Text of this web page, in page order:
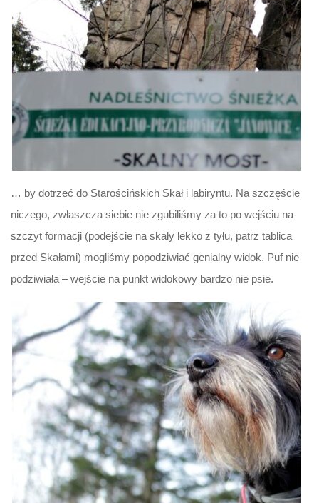
… by dotrzeć do Starościńskich Skał i labiryntu. Na szczęście
niczego, zwłaszcza siebie nie zgubiliśmy za to po wejściu na
szczyt formacji (podejście na skały lekko z tyłu, patrz tablica
przed Skałami) mogliśmy popodziwiać genialny widok. Puf nie
podziwiała – wejście na punkt widokowy bardzo nie psie.